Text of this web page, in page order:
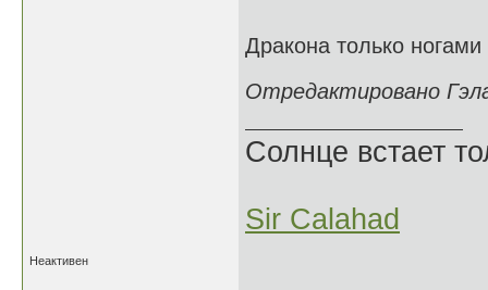
Дракона только
Отредактировано
Солнце встает
Sir Calahad
Неактивен